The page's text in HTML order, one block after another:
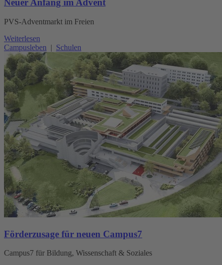
Neuer Anfang im Advent
PVS-Adventmarkt im Freien
Weiterlesen
Campusleben | Schulen
Förderzusage für neuen Campus7
Campus7 für Bildung, Wissenschaft & Soziales